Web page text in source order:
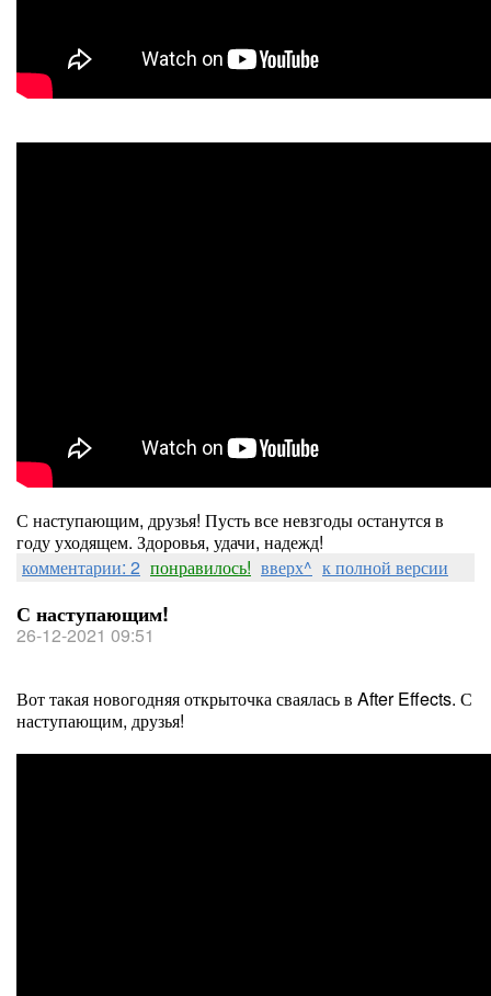
С наступающим, друзья! Пусть все невзгоды останутся в
году уходящем. Здоровья, удачи, надежд!
комментарии: 2 понравилось! вверх^ к полной версии
С наступающим!
26-12-2021 09:51
Вот такая новогодняя открыточка сваялась в After Effects. С
наступающим, друзья!